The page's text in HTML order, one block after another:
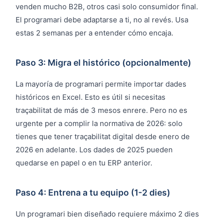
venden mucho B2B, otros casi solo consumidor final.
El programari debe adaptarse a ti, no al revés. Usa
estas 2 semanas per a entender cómo encaja.
Paso 3: Migra el histórico (opcionalmente)
La mayoría de programari permite importar dades
históricos en Excel. Esto es útil si necesitas
traçabilitat de más de 3 mesos enrere. Pero no es
urgente per a complir la normativa de 2026: solo
tienes que tener traçabilitat digital desde enero de
2026 en adelante. Los dades de 2025 pueden
quedarse en papel o en tu ERP anterior.
Paso 4: Entrena a tu equipo (1-2 dies)
Un programari bien diseñado requiere máximo 2 dies